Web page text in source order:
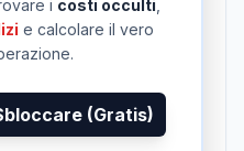
i costi occulti
e calcolare il vero
(Gratis)